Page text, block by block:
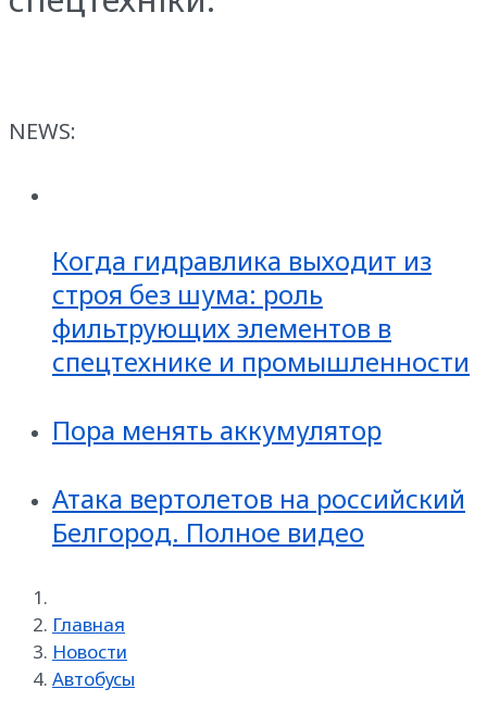
NEWS:
Когда гидравлика выходит из
строя без шума: роль
фильтрующих элементов в
спецтехнике и промышленности
Пора менять аккумулятор
Атака вертолетов на российский
Белгород. Полное видео
Главная
Новости
Автобусы